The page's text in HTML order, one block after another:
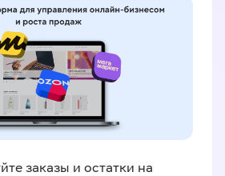
заказы и остатки на